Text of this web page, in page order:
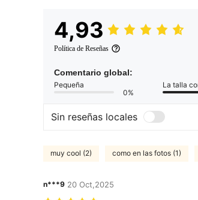
4,93
Política de Reseñas
Comentario global:
Pequeña
0%
La talla
Sin reseñas locales
muy cool (2) como en las fotos (1)
n***9 20 Oct,2025